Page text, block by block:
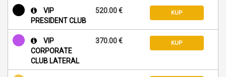
VIP
PRESIDENT CLUB
520.00 € KUP
VIP
CORPORATE
CLUB LATERAL
370.00 € KUP